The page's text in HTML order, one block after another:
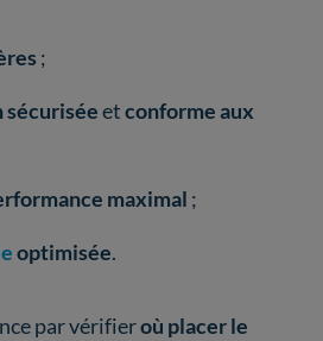
;
etconforme aux
maximal ;
optimisée.
par vérifieroù placer le